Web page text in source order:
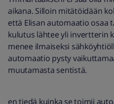
aikana. Silloin mitätöidään
että Elisan automaatio osaa
kulutus lähtee yli invertterin
menee ilmaiseksi
automaatio pysty
muutamasta sentistä.
en tiedä kuinka se toimii